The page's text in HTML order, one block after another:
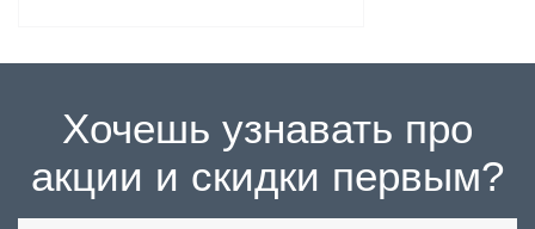
Хочешь узнавать про
акции и скидки первым?